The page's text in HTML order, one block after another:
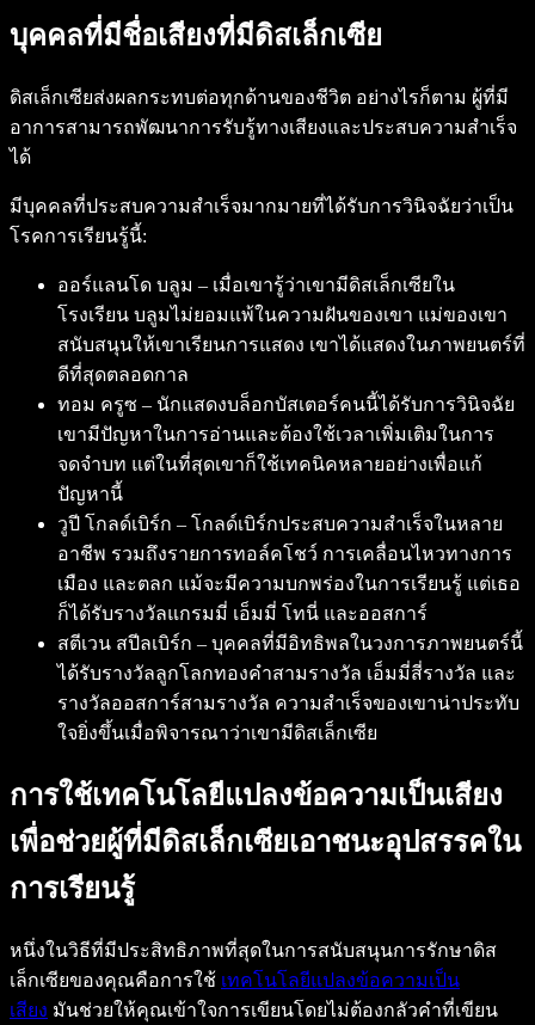
บุคคลที่มีชื่อเสียงที่มีดิสเล็กเซีย
ดิสเล็กเซียส่งผลกระทบต่อทุกด้านของชีวิต อย่างไรก็ตาม ผู้ที่มี
อาการสามารถพัฒนาการรับรู้ทางเสียงและประสบความสำเร็จ
ได้
มีบุคคลที่ประสบความสำเร็จมากมายที่ได้รับการวินิจฉัยว่าเป็น
โรคการเรียนรู้นี้:
ออร์แลนโด บลูม – เมื่อเขารู้ว่าเขามีดิสเล็กเซียใน
โรงเรียน บลูมไม่ยอมแพ้ในความฝันของเขา แม่ของเขา
สนับสนุนให้เขาเรียนการแสดง เขาได้แสดงในภาพยนตร์ที่
ดีที่สุดตลอดกาล
ทอม ครูซ – นักแสดงบล็อกบัสเตอร์คนนี้ได้รับการวินิจฉัย
เขามีปัญหาในการอ่านและต้องใช้เวลาเพิ่มเติมในการ
จดจำบท แต่ในที่สุดเขาก็ใช้เทคนิคหลายอย่างเพื่อแก้
ปัญหานี้
วูปี โกลด์เบิร์ก – โกลด์เบิร์กประสบความสำเร็จในหลาย
อาชีพ รวมถึงรายการทอล์คโชว์ การเคลื่อนไหวทางการ
เมือง และตลก แม้จะมีความบกพร่องในการเรียนรู้ แต่เธอ
ก็ได้รับรางวัลแกรมมี่ เอ็มมี่ โทนี่ และออสการ์
สตีเวน สปีลเบิร์ก – บุคคลที่มีอิทธิพลในวงการภาพยนตร์นี้
ได้รับรางวัลลูกโลกทองคำสามรางวัล เอ็มมี่สี่รางวัล และ
รางวัลออสการ์สามรางวัล ความสำเร็จของเขาน่าประทับ
ใจยิ่งขึ้นเมื่อพิจารณาว่าเขามีดิสเล็กเซีย
การใช้เทคโนโลยีแปลงข้อความเป็นเสียง
เพื่อช่วยผู้ที่มีดิสเล็กเซียเอาชนะอุปสรรคใน
การเรียนรู้
หนึ่งในวิธีที่มีประสิทธิภาพที่สุดในการสนับสนุนการรักษาดิส
เล็กเซียของคุณคือการใช้ เทคโนโลยีแปลงข้อความเป็น
เสียง มันช่วยให้คุณเข้าใจการเขียนโดยไม่ต้องกลัวคำที่เขียน